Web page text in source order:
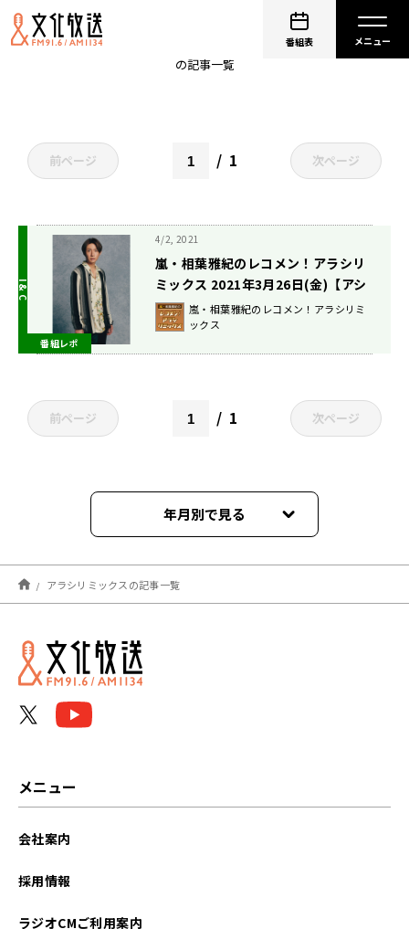
番組表
の記事一覧
前ページ 1 次ページ
番組レポ
4/2, 2021
嵐・相葉雅紀のレコメン！アラシリ
ミックス 2021年3月26日(金)【アシ
スタントねっちの放送後記！】
嵐・相葉雅紀のレコメン！アラシリミ
ックス
前ページ 1 次ページ
年月別で見る
2026年05月
2026年04月
2026年01月
アラシリミックスの記事一覧
メニュー
会社案内
採用情報
ラジオCMご利用案内